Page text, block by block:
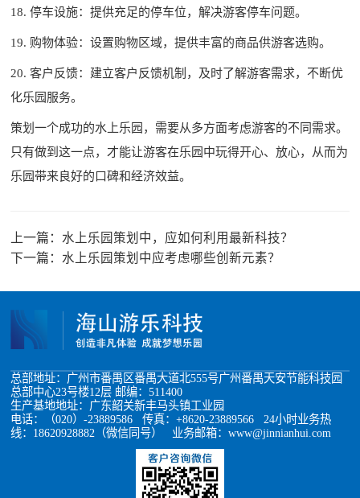
18. 停车设施：提供充足的停车位，解决游客停车问题。
19. 购物体验：设置购物区域，提供丰富的商品供游客选购。
20. 客户反馈：建立客户反馈机制，及时了解游客需求，不断优
化乐园服务。
策划一个成功的水上乐园，需要从多方面考虑游客的不同需求。
只有做到这一点，才能让游客在乐园中玩得开心、放心，从而为
乐园带来良好的口碑和经济效益。
上一篇： 水上乐园策划中，应如何利用最新科技？
下一篇： 水上乐园策划中应考虑哪些创新元素？
总部地址：广州市番禺区番禺大道北555号广州番禺天安节能科技园
总部中心23号楼12层 邮编：511400
生产基地地址：广东韶关新丰马头镇工业园
电话：（020）-23889586 传真：+8620-23889566 24小时业务热
线：18620928882（微信同号） 业务邮箱：www@jinnianhui.com